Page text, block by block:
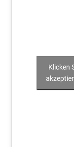
Klicken